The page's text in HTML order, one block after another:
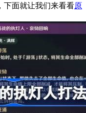
下面就让我们来看看原